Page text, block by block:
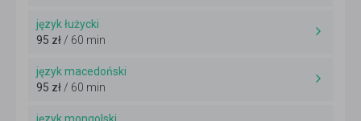
język łużycki
95 zł / 60 min
język macedoński
95 zł / 60 min